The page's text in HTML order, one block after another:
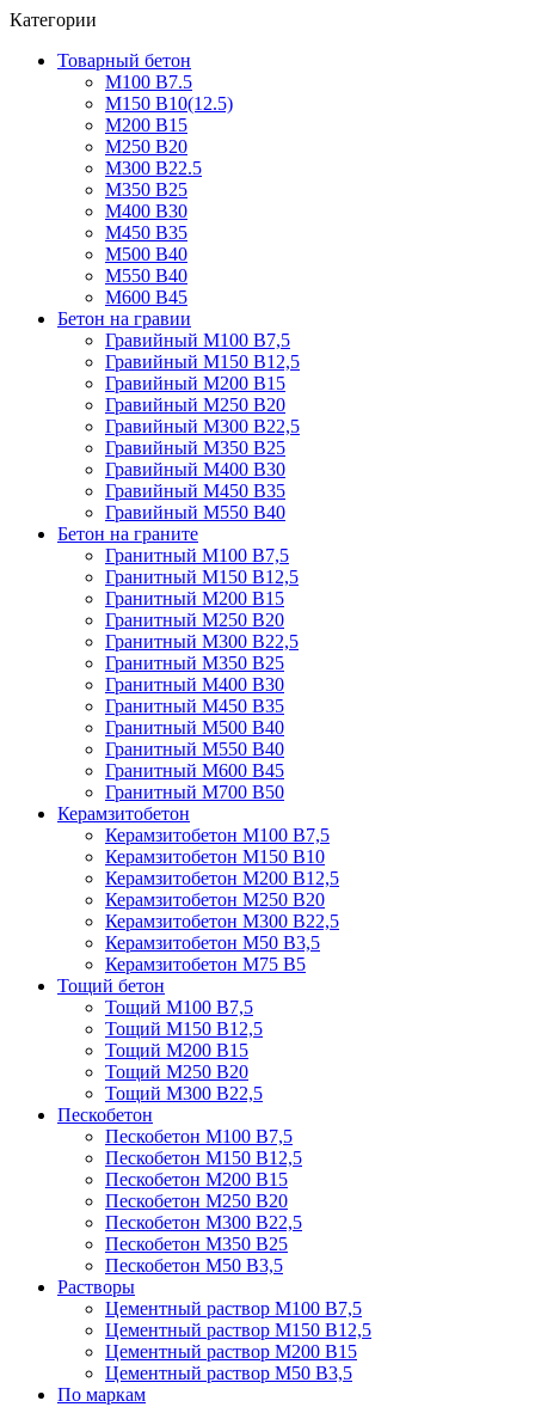
Категории
Товарный бетон
М100 В7.5
М150 В10(12.5)
М200 В15
М250 В20
М300 В22.5
М350 В25
М400 В30
М450 В35
М500 В40
М550 В40
М600 В45
Бетон на гравии
Гравийный М100 В7,5
Гравийный М150 В12,5
Гравийный М200 В15
Гравийный М250 В20
Гравийный М300 В22,5
Гравийный М350 В25
Гравийный М400 В30
Гравийный М450 В35
Гравийный М550 В40
Бетон на граните
Гранитный М100 В7,5
Гранитный М150 В12,5
Гранитный М200 В15
Гранитный М250 В20
Гранитный М300 В22,5
Гранитный М350 В25
Гранитный М400 В30
Гранитный М450 В35
Гранитный М500 В40
Гранитный М550 В40
Гранитный М600 В45
Гранитный М700 В50
Керамзитобетон
Керамзитобетон М100 В7,5
Керамзитобетон М150 В10
Керамзитобетон М200 В12,5
Керамзитобетон М250 В20
Керамзитобетон М300 В22,5
Керамзитобетон М50 В3,5
Керамзитобетон М75 В5
Тощий бетон
Тощий М100 В7,5
Тощий М150 В12,5
Тощий М200 В15
Тощий М250 В20
Тощий М300 В22,5
Пескобетон
Пескобетон М100 В7,5
Пескобетон М150 В12,5
Пескобетон М200 В15
Пескобетон М250 В20
Пескобетон М300 В22,5
Пескобетон М350 В25
Пескобетон М50 В3,5
Растворы
Цементный раствор М100 В7,5
Цементный раствор М150 В12,5
Цементный раствор М200 В15
Цементный раствор М50 В3,5
По маркам